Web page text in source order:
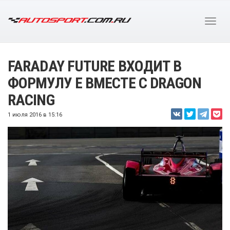
FARADAY FUTURE ВХОДИТ В
ФОРМУЛУ Е ВМЕСТЕ С DRAGON
RACING
1 июля 2016 в 15:16